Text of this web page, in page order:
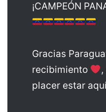
¡CAMPEÓN
Gracias
recibimiento
placer estar